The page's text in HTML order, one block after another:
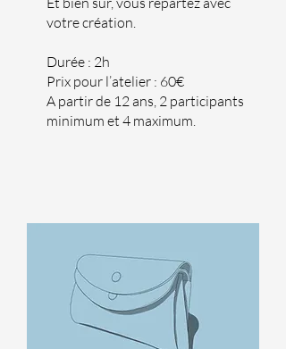
votre création.
Durée : 2h
Prix pour l’atelier : 60€
A partir de 12 ans, 2 participants
minimum et 4 maximum.